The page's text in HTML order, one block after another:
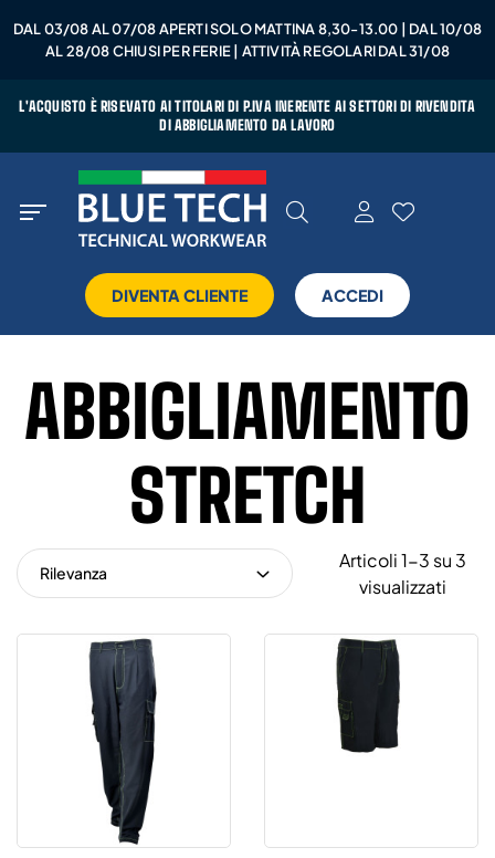
DAL 03/08 AL 07/08 APERTI SOLO MATTINA 8,30-13.00 | DAL 10/08
AL 28/08 CHIUSI PER FERIE | ATTIVITÀ REGOLARI DAL 31/08
L'ACQUISTO È RISEVATO AI TITOLARI DI P.IVA INERENTE AI SETTORI DI RIVENDITA
DI ABBIGLIAMENTO DA LAVORO
DIVENTA CLIENTE ACCEDI
ABBIGLIAMENTO
STRETCH
Rilevanza
Articoli 1-3 su 3
visualizzati